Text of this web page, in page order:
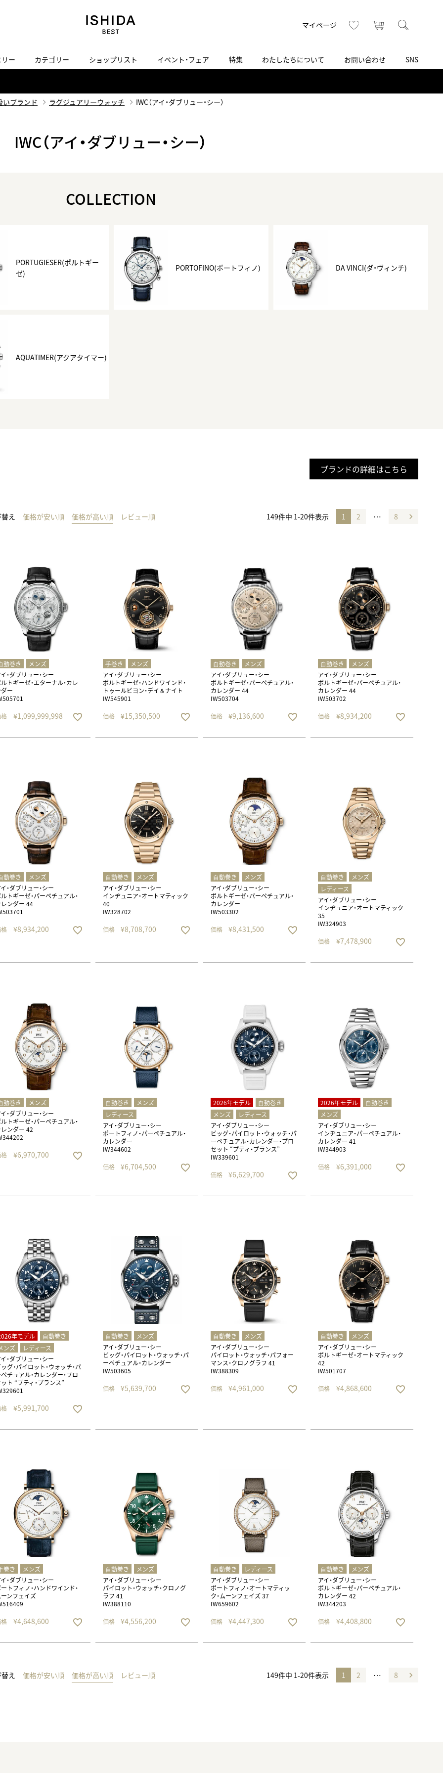
マイページ お気に入りカート
正規取り扱いブランド一覧はこちら
買取り・下取り・委託サービスについて
検索
ヴィンテージブランド一覧はこちら
ー カテゴリー
ヴィンテージブランド
ISHIDA SPECIAL EDITION
ショップリスト
ISHIDA表参道 ISHIDA N43°（札幌）
Luxury Time Lounge
ヒューリックスクエア札幌
ショップリスト一覧はこちら
イベント・フェア 特集 わたしたちについて
採用情報
お問い合わせ SNS
BLOG INSTAGRAM
X
いブランド ラグジュアリーウォッチ IWC（アイ・ダブリュー・シー）
IWC（アイ・ダブリュー・シー）
COLLECTION
PORTUGIESER(ポルトギー
ゼ)
PORTOFINO(ポートフィノ) DA VINCI(ダ・ヴィンチ)
AQUATIMER(アクアタイマー)
ブランドの詳細はこちら
え 価格が安い順 価格が高い順 レビュー順 149件中 1-20件表示 1 2 … 8
動巻き
メンズ
・ダブリュー・シー
トギーゼ・エターナル・カレ
ー
¥1,099,999,998
⼿巻き
メンズ
アイ・ダブリュー・シー
ポルトギーゼ・ハンドワインド・
トゥールビヨン・デイ＆ナイト
IW545901
価格
¥15,350,500
⾃動巻き
メンズ
アイ・ダブリュー・シー
ポルトギーゼ・パーペチュアル・
カレンダー 44
IW503704
価格
¥9,136,600
⾃動巻き
メンズ
アイ・ダブリュー・シー
ポルトギーゼ・パーペチュアル・
カレンダー 44
IW503702
価格
¥8,934,200
動巻き
メンズ
・ダブリュー・シー
トギーゼ・パーペチュアル・
ンダー 44
¥8,934,200
⾃動巻き
メンズ
アイ・ダブリュー・シー
インヂュニア・オートマティック
40
IW328702
価格
¥8,708,700
⾃動巻き
メンズ
アイ・ダブリュー・シー
ポルトギーゼ・パーペチュアル・
カレンダー
IW503302
価格
¥8,431,500
⾃動巻き
メンズ
レディース
アイ・ダブリュー・シー
インヂュニア・オートマティック
35
IW324903
価格
¥7,478,900
動巻き
メンズ
・ダブリュー・シー
トギーゼ・パーペチュアル・
ンダー 42
¥6,970,700
⾃動巻き
メンズ
レディース
アイ・ダブリュー・シー
ポートフィノ・パーペチュアル・
カレンダー
IW344602
価格
¥6,704,500
2026年モデル
⾃動巻き
メンズ
レディース
アイ・ダブリュー・シー
ビッグ・パイロット・ウォッチ・パ
ーペチュアル・カレンダー・プロ
セット “プティ・プランス”
IW339601
価格
¥6,629,700
2026年モデル
⾃動巻き
メンズ
アイ・ダブリュー・シー
インヂュニア・パーペチュアル・
カレンダー 41
IW344903
価格
¥6,391,000
年モデル
⾃動巻き
ンズ
レディース
・ダブリュー・シー
グ・パイロット・ウォッチ・パ
チュアル・カレンダー・プロ
ト “プティ・プランス”
¥5,991,700
⾃動巻き
メンズ
アイ・ダブリュー・シー
ビッグ・パイロット・ウォッチ・パ
ーペチュアル・カレンダー
IW503605
価格
¥5,639,700
⾃動巻き
メンズ
アイ・ダブリュー・シー
パイロット・ウォッチ・パフォー
マンス・クロノグラフ 41
IW388309
価格
¥4,961,000
⾃動巻き
メンズ
アイ・ダブリュー・シー
ポルトギーゼ・オートマティック
42
IW501707
価格
¥4,868,600
巻き
メンズ
・ダブリュー・シー
トフィノ・ハンドワインド・
ンフェイズ
¥4,648,600
⾃動巻き
メンズ
アイ・ダブリュー・シー
パイロット・ウォッチ・クロノグ
ラフ 41
IW388110
価格
¥4,556,200
⾃動巻き
レディース
アイ・ダブリュー・シー
ポートフィノ・オートマティッ
ク・ムーンフェイズ 37
IW659602
価格
¥4,447,300
⾃動巻き
メンズ
アイ・ダブリュー・シー
ポルトギーゼ・パーペチュアル・
カレンダー 42
IW344203
価格
¥4,408,800
え 価格が安い順 価格が高い順 レビュー順 149件中 1-20件表示 1 2 … 8
へ